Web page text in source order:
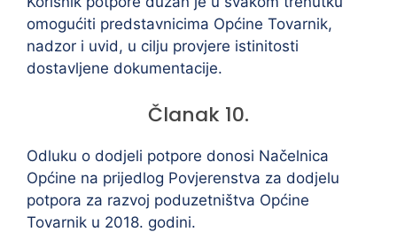
omogućiti predstavnicima Općine Tovarnik,
nadzor i uvid, u cilju provjere istinitosti
dostavljene dokumentacije.
Članak 10.
Odluku o dodjeli potpore donosi Načelnica
Općine na prijedlog Povjerenstva za dodjelu
potpora za razvoj poduzetništva Općine
Tovarnik u 2018. godini.